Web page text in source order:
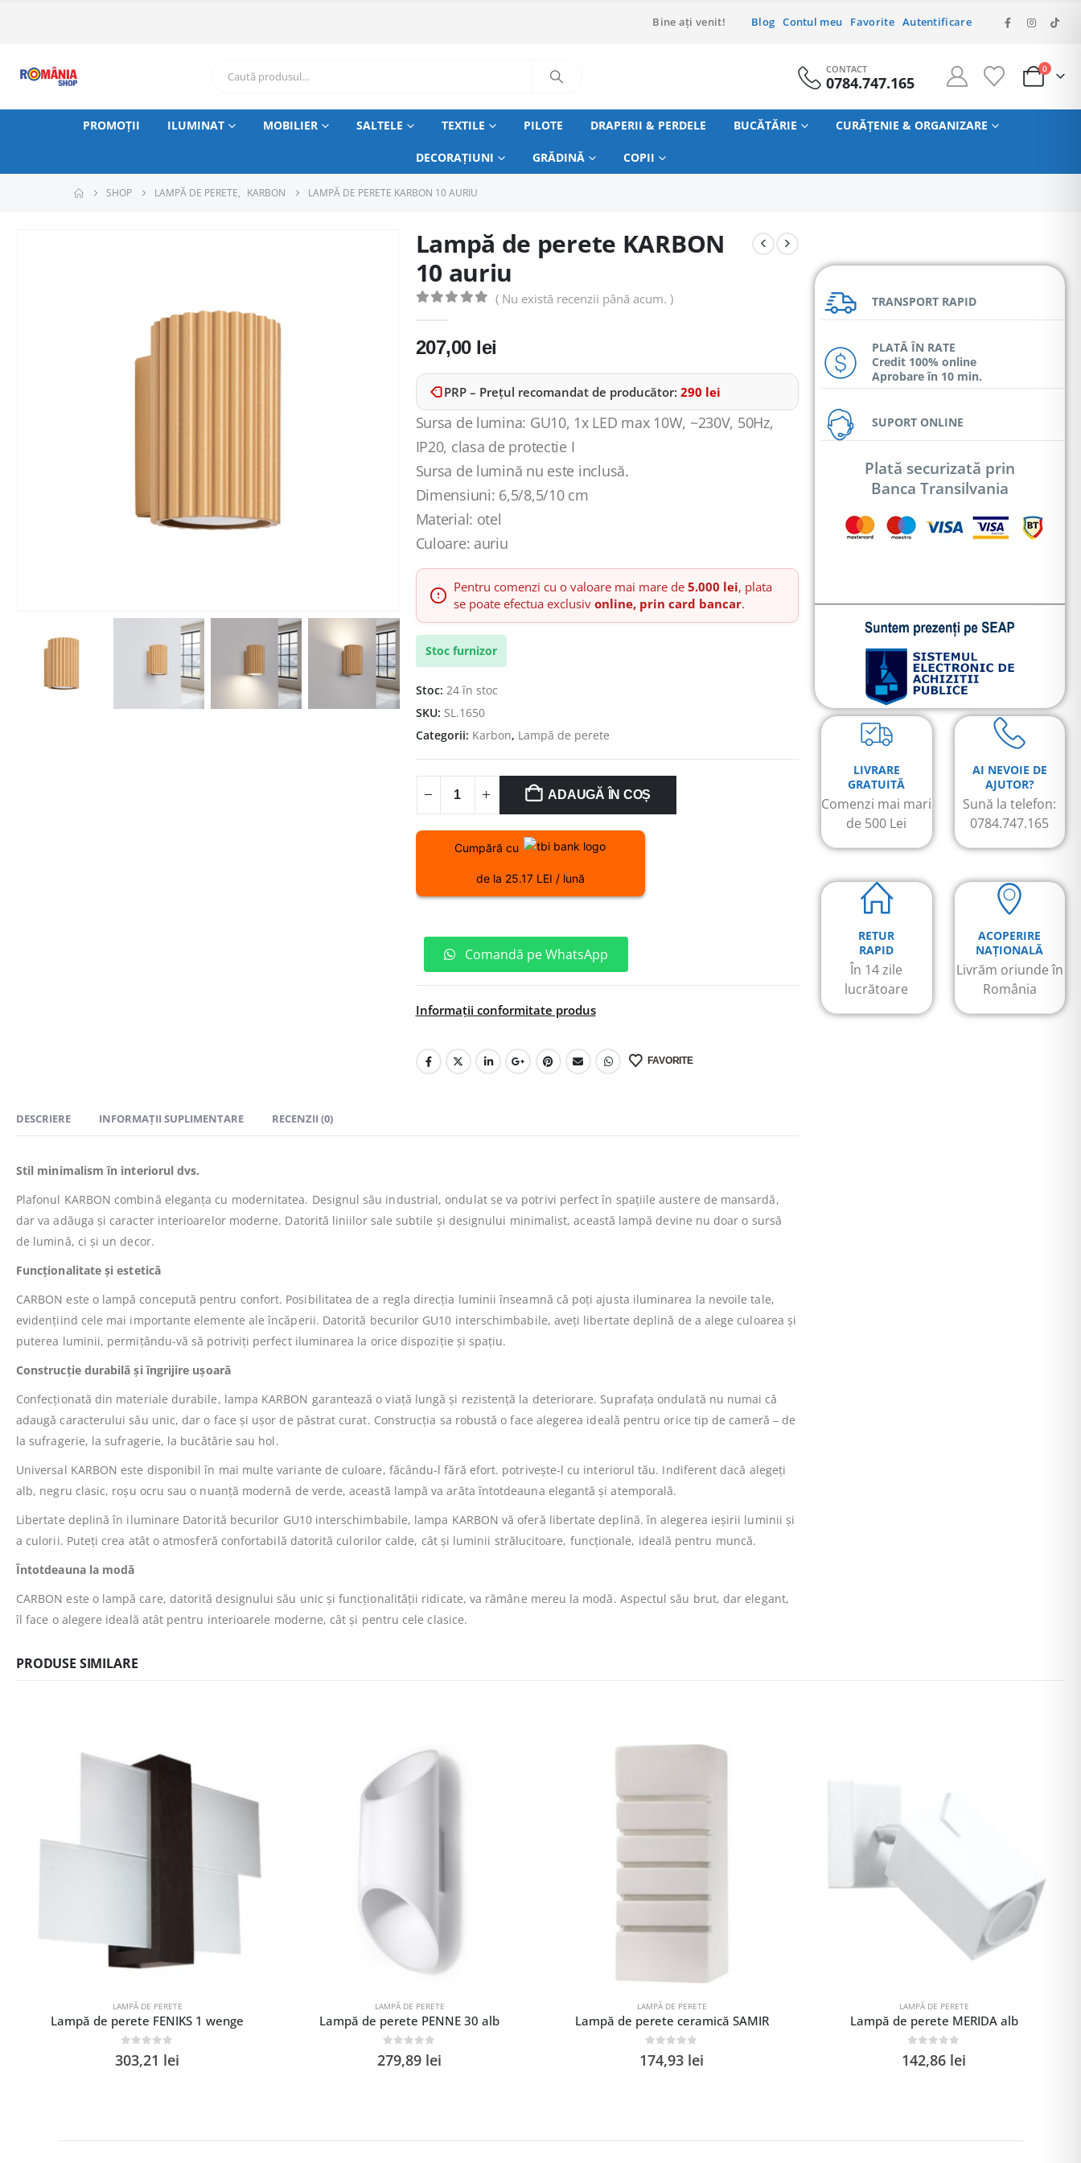
Bine ați venit! Blog Contul meu Favorite Autentificare
CONTACT
0784.747.165
0
PROMOȚII ILUMINAT MOBILIER SALTELE TEXTILE PILOTE DRAPERII & PERDELE BUCĂTĂRIE CURĂȚENIE & ORGANIZARE
DECORAȚIUNI GRĂDINĂ COPII
SHOP LAMPĂ DE PERETE, KARBON LAMPĂ DE PERETE KARBON 10 AURIU
Lampă de perete KARBON
10 auriu
( Nu există recenzii până acum. )
207,00 lei
PRP – Prețul recomandat de producător: 290 lei
Sursa de lumina: GU10, 1x LED max 10W, ~230V, 50Hz,
IP20, clasa de protectie I
Sursa de lumină nu este inclusă.
Dimensiuni: 6,5/8,5/10 cm
Material: otel
Culoare: auriu
Pentru comenzi cu o valoare mai mare de 5.000 lei, plata
se poate efectua exclusiv online, prin card bancar.
Stoc furnizor
Stoc: 24 în stoc
SKU: SL.1650
Categorii: Karbon, Lampă de perete
ADAUGĂ ÎN COȘ
Cumpără cu
de la 25.17 LEI / lună
Comandă pe WhatsApp
Informații conformitate produs
FAVORITE
DESCRIERE INFORMAȚII SUPLIMENTARE RECENZII (0)
Stil minimalism în interiorul dvs.
Plafonul KARBON combină eleganța cu modernitatea. Designul său industrial, ondulat se va potrivi perfect în spațiile austere de mansardă,
dar va adăuga și caracter interioarelor moderne. Datorită liniilor sale subtile și designului minimalist, această lampă devine nu doar o sursă
de lumină, ci și un decor.
Funcționalitate și estetică
CARBON este o lampă concepută pentru confort. Posibilitatea de a regla direcția luminii înseamnă că poți ajusta iluminarea la nevoile tale,
evidențiind cele mai importante elemente ale încăperii. Datorită becurilor GU10 interschimbabile, aveți libertate deplină de a alege culoarea și
puterea luminii, permițându-vă să potriviți perfect iluminarea la orice dispoziție și spațiu.
Construcție durabilă și îngrijire ușoară
Confecționată din materiale durabile, lampa KARBON garantează o viață lungă și rezistență la deteriorare. Suprafața ondulată nu numai că
adaugă caracterului său unic, dar o face și ușor de păstrat curat. Construcția sa robustă o face alegerea ideală pentru orice tip de cameră – de
la sufragerie, la sufragerie, la bucătărie sau hol.
Universal KARBON este disponibil în mai multe variante de culoare, făcându-l fără efort. potrivește-l cu interiorul tău. Indiferent dacă alegeți
alb, negru clasic, roșu ocru sau o nuanță modernă de verde, această lampă va arăta întotdeauna elegantă și atemporală.
Libertate deplină în iluminare Datorită becurilor GU10 interschimbabile, lampa KARBON vă oferă libertate deplină. în alegerea ieșirii luminii și
a culorii. Puteți crea atât o atmosferă confortabilă datorită culorilor calde, cât și luminii strălucitoare, funcționale, ideală pentru muncă.
Întotdeauna la modă
CARBON este o lampă care, datorită designului său unic și funcționalității ridicate, va rămâne mereu la modă. Aspectul său brut, dar elegant,
îl face o alegere ideală atât pentru interioarele moderne, cât și pentru cele clasice.
TRANSPORT RAPID
PLATĂ ÎN RATE
Credit 100% online
Aprobare în 10 min.
SUPORT ONLINE
Plată securizată prin
Banca Transilvania
LIVRARE
GRATUITĂ
Comenzi mai mari
de 500 Lei
RETUR
RAPID
În 14 zile
lucrătoare
AI NEVOIE DE
AJUTOR?
Sună la telefon:
0784.747.165
ACOPERIRE
NAȚIONALĂ
Livrăm oriunde în
România
PRODUSE SIMILARE
LAMPĂ DE PERETE
Lampă de perete FENIKS 1 wenge
out of 5
303,21 lei
LAMPĂ DE PERETE
Lampă de perete PENNE 30 alb
out of 5
279,89 lei
LAMPĂ DE PERETE
Lampă de perete ceramică SAMIR
out of 5
174,93 lei
LAMPĂ DE PERETE
Lampă de perete MERIDA alb
out of 5
142,86 lei